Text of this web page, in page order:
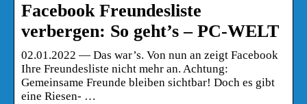
Facebook Freundesliste
verbergen: So geht’s – PC-WELT
02.01.2022 — Das war’s. Von nun an zeigt Facebook
Ihre Freundesliste nicht mehr an. Achtung:
Gemeinsame Freunde bleiben sichtbar! Doch es gibt
eine Riesen- …